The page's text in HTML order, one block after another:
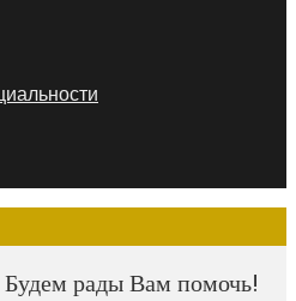
рады Вам помочь!